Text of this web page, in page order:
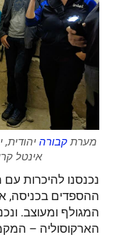
מערתקבורה
אינטל
נכנסנו להיכרות
ההספדים בכניסה,
המגולף ומעוצב.
הארקוסוליה –